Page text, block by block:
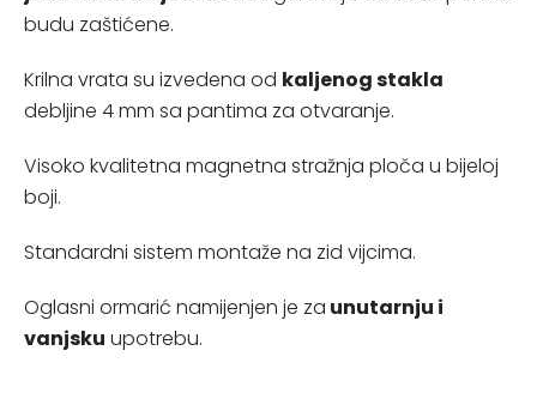
budu zaštićene.
Krilna vrata su izvedena od kaljenog stakla
debljine 4 mm sa pantima za otvaranje.
Visoko kvalitetna magnetna stražnja ploča u bijeloj
boji.
Standardni sistem montaže na zid vijcima.
Oglasni ormarić namijenjen je za unutarnju i
vanjsku upotrebu.